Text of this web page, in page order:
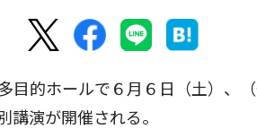
的ホールで６月６日（土）、
講演が開催される。